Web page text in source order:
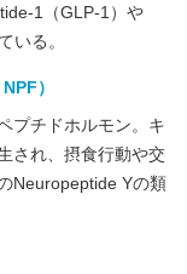
1（GLP-1）や
いる。
）
プチドホルモン。キ
され、摂食行動や交
Neuropeptide Yの類